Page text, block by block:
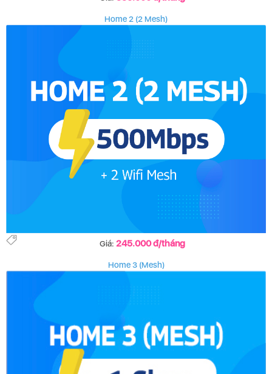
Home 2 (2 Mesh)
Giá:245.000 đ/tháng
Home 3 (Mesh)